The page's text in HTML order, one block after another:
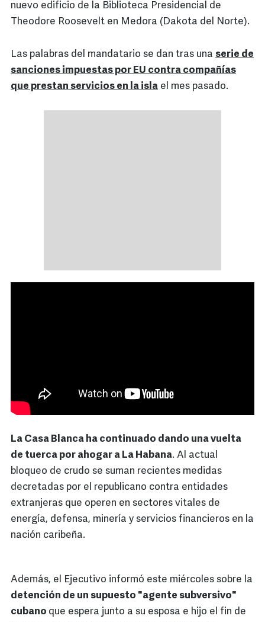
nuevo edificio de la Biblioteca Presidencial de
Theodore Roosevelt en Medora (Dakota del Norte).
Las palabras del mandatario se dan tras una serie de
sanciones impuestas por EU contra compañías
que prestan servicios en la isla el mes pasado.
La Casa Blanca ha continuado dando una vuelta
de tuerca por ahogar a La Habana. Al actual
bloqueo de crudo se suman recientes medidas
decretadas por el republicano contra entidades
extranjeras que operen en sectores vitales de
energía, defensa, minería y servicios financieros en la
nación caribeña.
Además, el Ejecutivo informó este miércoles sobre la
detención de un supuesto "agente subversivo"
cubano que espera junto a su esposa e hijo el fin de